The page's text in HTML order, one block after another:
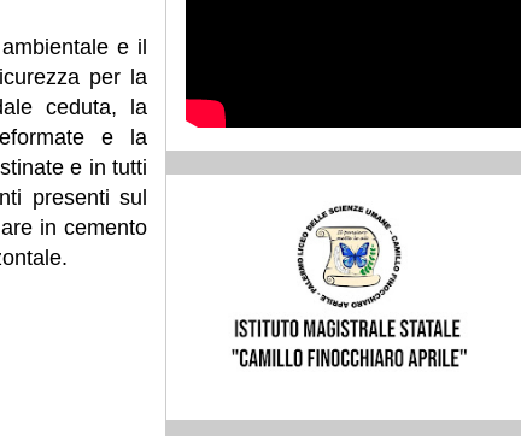
e il
per la
ceduta, la
e la
e in tutti
presenti sul
in cemento